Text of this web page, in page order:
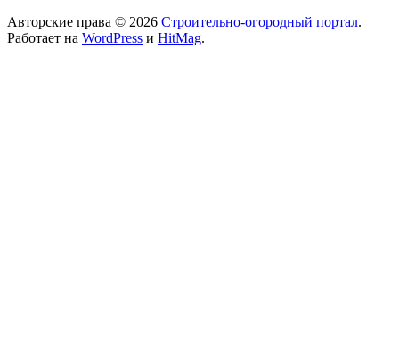
Авторские права © 2026 Строительно-огородный портал.
Работает на WordPress и HitMag.